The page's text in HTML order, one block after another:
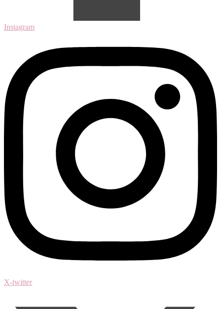
Instagram
X-twitter